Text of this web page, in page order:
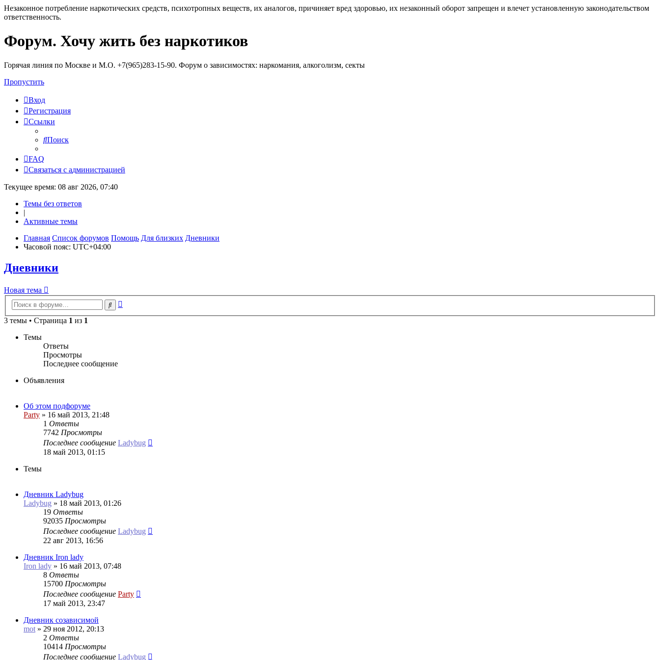
Незаконное потребление наркотических средств, психотропных веществ, их аналогов, причиняет вред здоровью, их незаконный оборот запрещен и влечет установленную законодательством
ответственность.
Регистрация
Форум. Хочу жить без наркотиков
Горячая линия по Москве и М.О. +7(965)283-15-90. Форум о зависимостях: наркомания, алкоголизм, секты
Пропустить
Вход
Регистрация
Ссылки
Поиск
FAQ
Связаться с администрацией
Текущее время: 08 авг 2026, 07:40
Темы без ответов
|
Активные темы
Главная Список форумов Помощь Для близких Дневники
Часовой пояс: UTC+04:00
Дневники
Новая
тема
Новая тема
Поиск
3 темы • Страница 1 из 1
Темы
Ответы
Просмотры
Последнее сообщение
Объявления
Об этом подфоруме
Party » 16 май 2013, 21:48
1 Ответы
7742 Просмотры
Последнее сообщение Ladybug
18 май 2013, 01:15
Темы
Дневник Ladybug
Ladybug » 18 май 2013, 01:26
19 Ответы
92035 Просмотры
Последнее сообщение Ladybug
22 авг 2013, 16:56
Дневник Iron lady
Iron lady » 16 май 2013, 07:48
8 Ответы
15700 Просмотры
Последнее сообщение Party
17 май 2013, 23:47
Дневник созависимой
mot » 29 ноя 2012, 20:13
2 Ответы
10414 Просмотры
Последнее сообщение Ladybug